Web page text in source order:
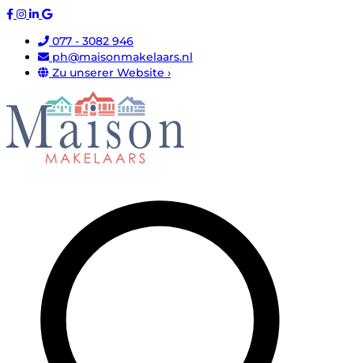
077 - 3082 946
ph@maisonmakelaars.nl
Zu unserer Website ›